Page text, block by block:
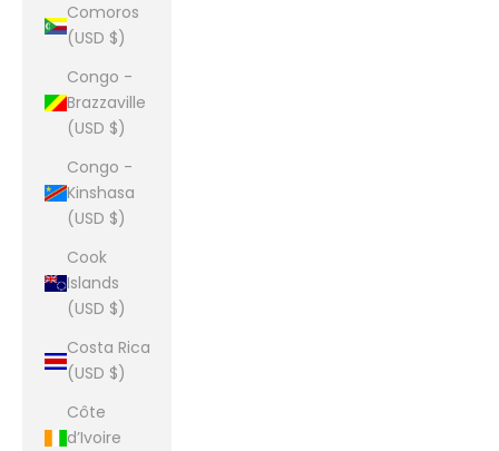
Comoros
(USD $)
Congo -
Brazzaville
(USD $)
Congo -
Kinshasa
(USD $)
Cook
Islands
(USD $)
Costa Rica
(USD $)
Côte
d’Ivoire